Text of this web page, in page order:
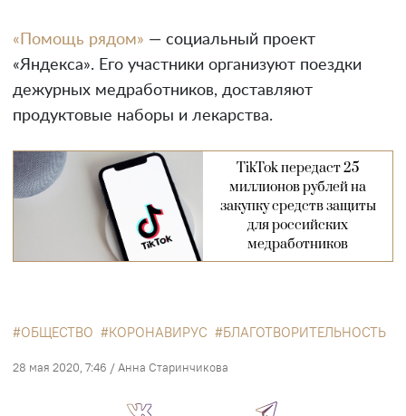
«Помощь рядом» — социальный проект
«Яндекса». Его участники организуют поездки
дежурных медработников, доставляют
продуктовые наборы и лекарства.
TikTok передаст 25
миллионов рублей на
закупку средств защиты
для российских
медработников
ОБЩЕСТВО КОРОНАВИРУС БЛАГОТВОРИТЕЛЬНОСТЬ
28 мая 2020, 7:46 / Анна Старинчикова